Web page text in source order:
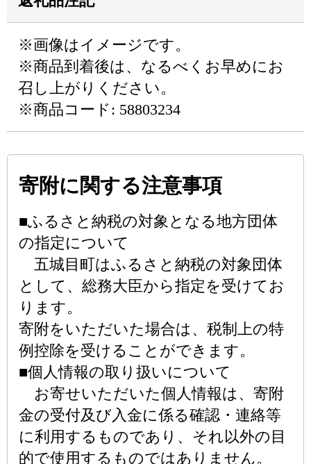
※画像はイメージです。
※商品到着後は、なるべくお早めにお
召し上がりください。
※商品コード: 58803234
寄附に関する注意事項
■ふるさと納税の対象となる地方団体
の指定について
五城目町はふるさと納税の対象団体
として、総務大臣から指定を受けてお
ります。
寄附をいただいた場合は、税制上の特
例控除を受けることができます。
■個人情報の取り扱いについて
お寄せいただいた個人情報は、寄附
金の受付及び入金に係る確認・連絡等
に利用するものであり、それ以外の目
的で使用するものではありません。